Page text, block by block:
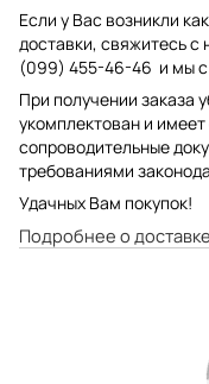
Если у Вас возникли
доставки, свяжитесь
(099) 455-46-46 и мы с
При получении заказа
укомплектован и
сопроводительные
требованиями
Удачных Вам покупок!
Подробнее о доставке